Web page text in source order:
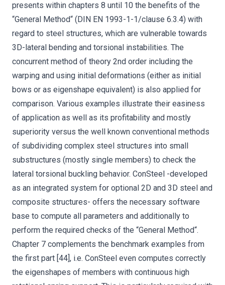
presents within chapters 8 until 10 the benefits of the
“General Method“ (DIN EN 1993-1-1/clause 6.3.4) with
regard to steel structures, which are vulnerable towards
3D-lateral bending and torsional instabilities. The
concurrent method of theory 2nd order including the
warping and using initial deformations (either as initial
bows or as eigenshape equivalent) is also applied for
comparison. Various examples illustrate their easiness
of application as well as its profitability and mostly
superiority versus the well known conventional methods
of subdividing complex steel structures into small
substructures (mostly single members) to check the
lateral torsional buckling behavior. ConSteel -developed
as an integrated system for optional 2D and 3D steel and
composite structures- offers the necessary software
base to compute all parameters and additionally to
perform the required checks of the “General Method“.
Chapter 7 complements the benchmark examples from
the first part [44], i.e. ConSteel even computes correctly
the eigenshapes of members with continuous high